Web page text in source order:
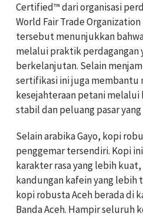
Certified™ dari organisasi
World Fair Trade
tersebut menunjukkan
melalui praktik perdagangan
berkelanjutan. Selain
sertifikasi ini juga membantu
kesejahteraan petani melalui
stabil dan peluang pasar
Selain arabika Gayo, kopi
penggemar tersendiri. Kopi
karakter rasa yang lebih
kandungan kafein yang lebih
kopi robusta Aceh berada di
Banda Aceh. Hampir seluruh